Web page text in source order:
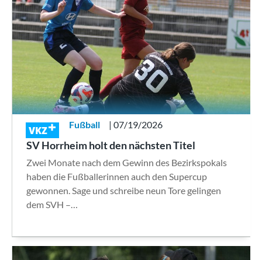
VKZ Fußball | 07/19/2026
SV Horrheim holt den nächsten Titel
Zwei Monate nach dem Gewinn des Bezirkspokals
haben die Fußballerinnen auch den Supercup
gewonnen. Sage und schreibe neun Tore gelingen
dem SVH –…